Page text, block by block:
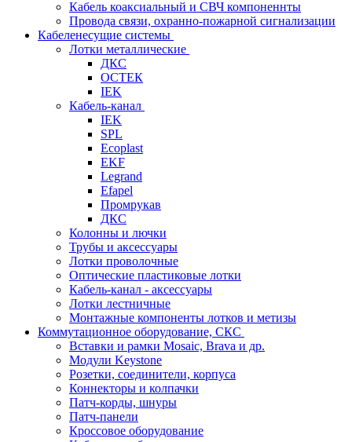
Кабель коаксиальный и СВЧ компоненнты
Провода связи, охранно-пожарной сигнализации
Кабеленесущие системы
Лотки металлические
ДКС
ОСТЕК
IEK
Кабель-канал
IEK
SPL
Ecoplast
EKF
Legrand
Efapel
Промрукав
ДКС
Колонны и лючки
Трубы и аксессуары
Лотки проволочные
Оптические пластиковые лотки
Кабель-канал - аксессуары
Лотки лестничные
Монтажные компоненты лотков и метизы
Коммутационное оборудование, СКС
Вставки и рамки Mosaic, Brava и др.
Модули Keystone
Розетки, соединители, корпуса
Коннекторы и колпачки
Патч-корды, шнуры
Патч-панели
Кроссовое оборудование